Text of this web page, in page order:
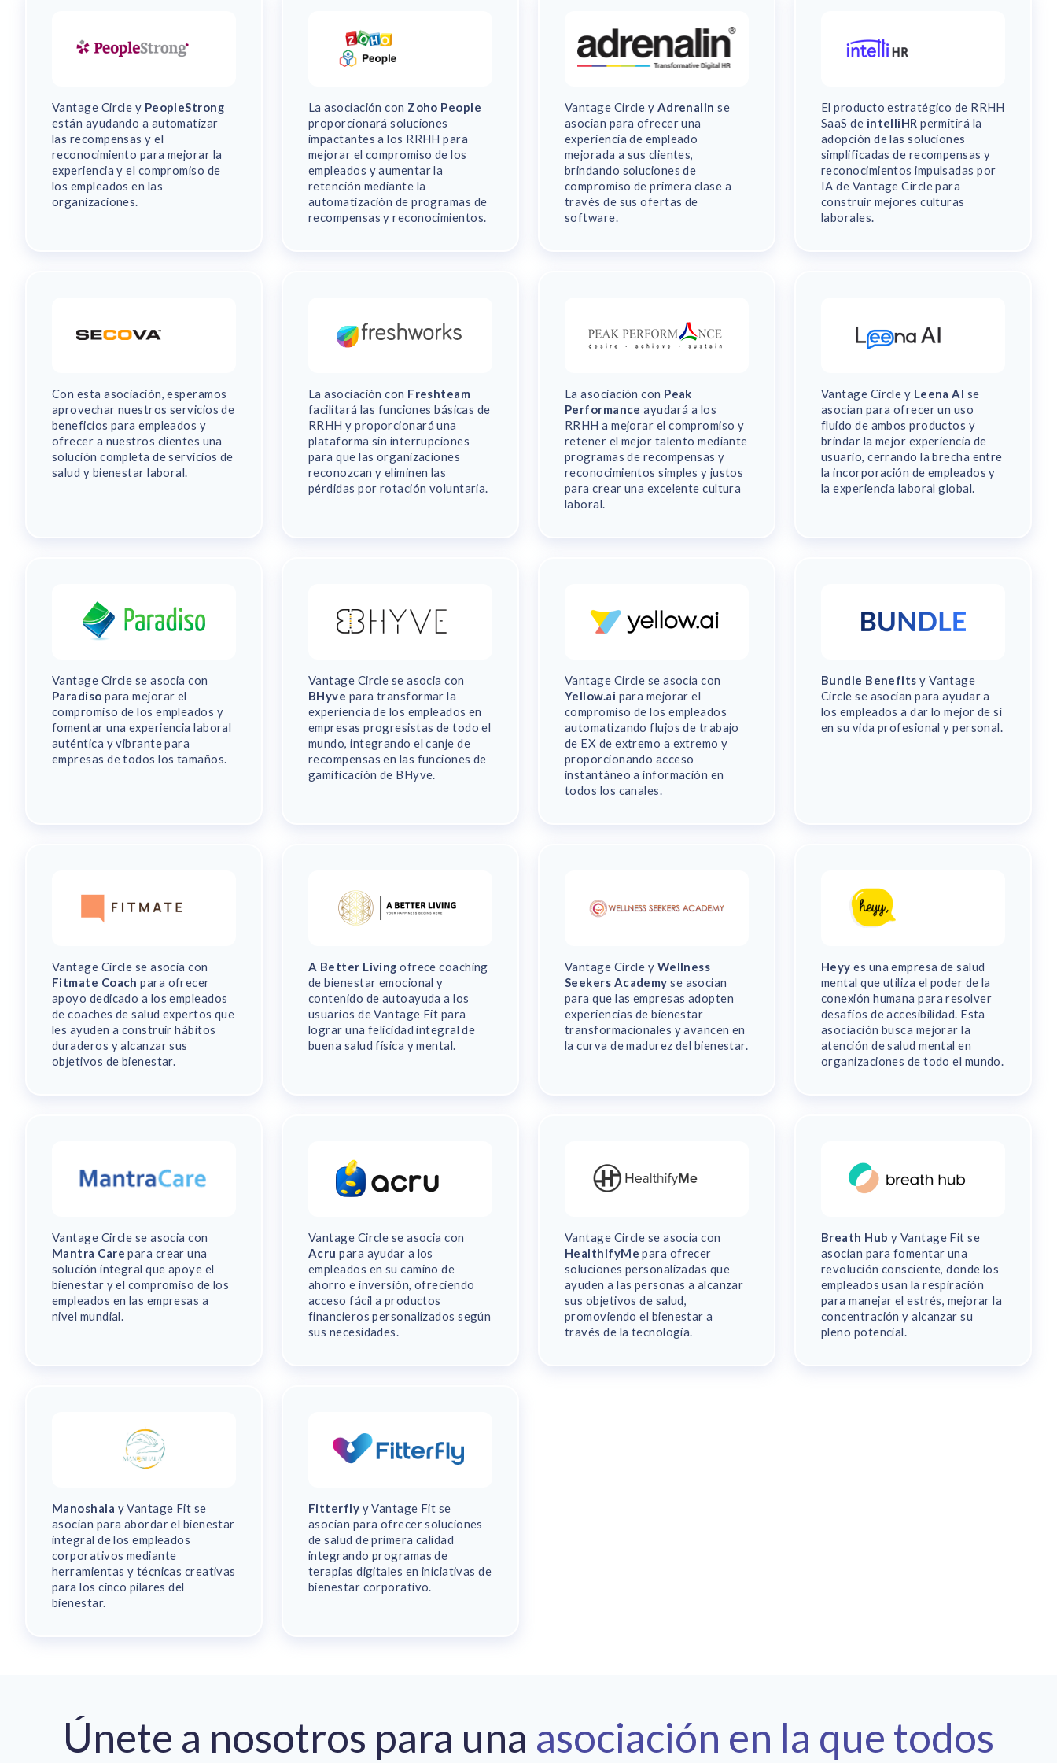
Vantage Circle y PeopleStrong
están ayudando a automatizar
las recompensas y el
reconocimiento para mejorar la
experiencia y el compromiso de
los empleados en las
organizaciones.
La asociación con Zoho People
proporcionará soluciones
impactantes a los RRHH para
mejorar el compromiso de los
empleados y aumentar la
retención mediante la
automatización de programas de
recompensas y reconocimientos.
Vantage Circle y Adrenalin se
asocian para ofrecer una
experiencia de empleado
mejorada a sus clientes,
brindando soluciones de
compromiso de primera clase a
través de sus ofertas de
software.
El producto estratégico de RRHH
SaaS de intelliHR permitirá la
adopción de las soluciones
simplificadas de recompensas y
reconocimientos impulsadas por
IA de Vantage Circle para
construir mejores culturas
laborales.
Con esta asociación, esperamos
aprovechar nuestros servicios de
beneficios para empleados y
ofrecer a nuestros clientes una
solución completa de servicios de
salud y bienestar laboral.
La asociación con Freshteam
facilitará las funciones básicas de
RRHH y proporcionará una
plataforma sin interrupciones
para que las organizaciones
reconozcan y eliminen las
pérdidas por rotación voluntaria.
La asociación con Peak
Performance ayudará a los
RRHH a mejorar el compromiso y
retener el mejor talento mediante
programas de recompensas y
reconocimientos simples y justos
para crear una excelente cultura
laboral.
Vantage Circle y Leena AI se
asocian para ofrecer un uso
fluido de ambos productos y
brindar la mejor experiencia de
usuario, cerrando la brecha entre
la incorporación de empleados y
la experiencia laboral global.
Vantage Circle se asocia con
Paradiso para mejorar el
compromiso de los empleados y
fomentar una experiencia laboral
auténtica y vibrante para
empresas de todos los tamaños.
Vantage Circle se asocia con
BHyve para transformar la
experiencia de los empleados en
empresas progresistas de todo el
mundo, integrando el canje de
recompensas en las funciones de
gamificación de BHyve.
Vantage Circle se asocia con
Yellow.ai para mejorar el
compromiso de los empleados
automatizando flujos de trabajo
de EX de extremo a extremo y
proporcionando acceso
instantáneo a información en
todos los canales.
Bundle Benefits y Vantage
Circle se asocian para ayudar a
los empleados a dar lo mejor de sí
en su vida profesional y personal.
Vantage Circle se asocia con
Fitmate Coach para ofrecer
apoyo dedicado a los empleados
de coaches de salud expertos que
les ayuden a construir hábitos
duraderos y alcanzar sus
objetivos de bienestar.
A Better Living ofrece coaching
de bienestar emocional y
contenido de autoayuda a los
usuarios de Vantage Fit para
lograr una felicidad integral de
buena salud física y mental.
Vantage Circle y Wellness
Seekers Academy se asocian
para que las empresas adopten
experiencias de bienestar
transformacionales y avancen en
la curva de madurez del bienestar.
Heyy es una empresa de salud
mental que utiliza el poder de la
conexión humana para resolver
desafíos de accesibilidad. Esta
asociación busca mejorar la
atención de salud mental en
organizaciones de todo el mundo.
Vantage Circle se asocia con
Mantra Care para crear una
solución integral que apoye el
bienestar y el compromiso de los
empleados en las empresas a
nivel mundial.
Vantage Circle se asocia con
Acru para ayudar a los
empleados en su camino de
ahorro e inversión, ofreciendo
acceso fácil a productos
financieros personalizados según
sus necesidades.
Vantage Circle se asocia con
HealthifyMe para ofrecer
soluciones personalizadas que
ayuden a las personas a alcanzar
sus objetivos de salud,
promoviendo el bienestar a
través de la tecnología.
Breath Hub y Vantage Fit se
asocian para fomentar una
revolución consciente, donde los
empleados usan la respiración
para manejar el estrés, mejorar la
concentración y alcanzar su
pleno potencial.
Manoshala y Vantage Fit se
asocian para abordar el bienestar
integral de los empleados
corporativos mediante
herramientas y técnicas creativas
para los cinco pilares del
bienestar.
Fitterfly y Vantage Fit se
asocian para ofrecer soluciones
de salud de primera calidad
integrando programas de
terapias digitales en iniciativas de
bienestar corporativo.
Únete a nosotros para una asociación en la que todos